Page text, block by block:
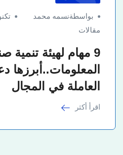
بواسطةنسمه محمد
مقالات
9 مهام لهيئة تنمية
المعلومات..أبرزها
العاملة في المجال
اقرأ أكثر